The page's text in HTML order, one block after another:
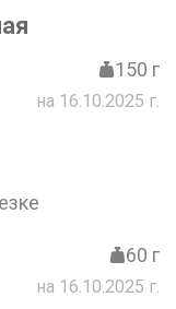
150 г
на 16.10.2025 г.
60 г
на 16.10.2025 г.